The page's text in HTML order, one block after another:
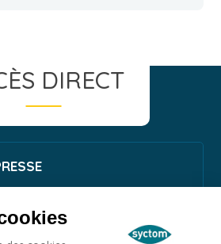
DIRECT
UNE NUISANCE